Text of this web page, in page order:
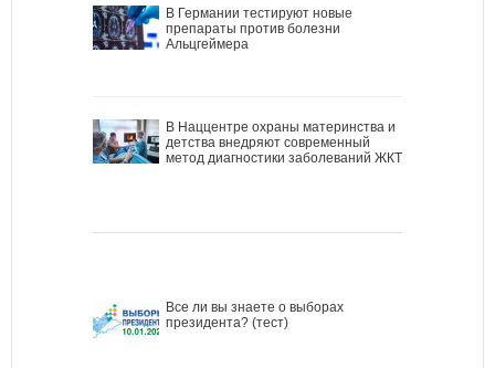
В Германии тестируют новые
препараты против болезни
Альцгеймера
В Наццентре охраны материнства и
детства внедряют современный
метод диагностики заболеваний ЖКТ
Все ли вы знаете о выборах
президента? (тест)